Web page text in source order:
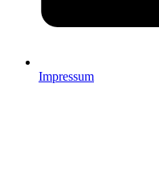
Impressum